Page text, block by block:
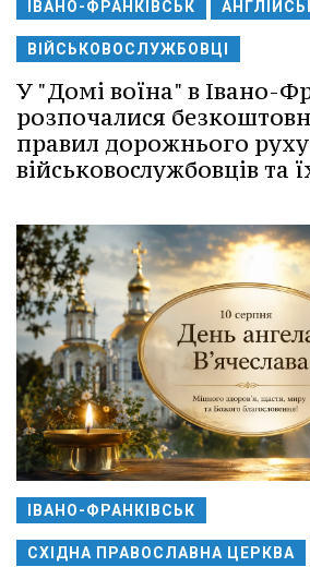
ІВАНО-ФРАНКІВСЬК
ВІЙСЬКОВОСЛУЖБОВЦІ
У "Домі воїна" в Івано-
розпочалися
правил дорожнього
військовослужбовців та
ІВАНО-ФРАНКІВСЬК
СХІДНА ПРАВОСЛАВНА ЦЕРКВА